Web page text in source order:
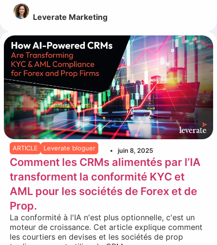
Leverate Marketing
ARTICLE Leverate bloguer juin 8, 2025
Comment les CRMs alimentés par l’IA
transforment la conformité KYC et
AML pour les sociétés de Forex et de
Prop.
La conformité à l'IA n'est plus optionnelle, c'est un
moteur de croissance. Cet article explique comment
les courtiers en devises et les sociétés de prop